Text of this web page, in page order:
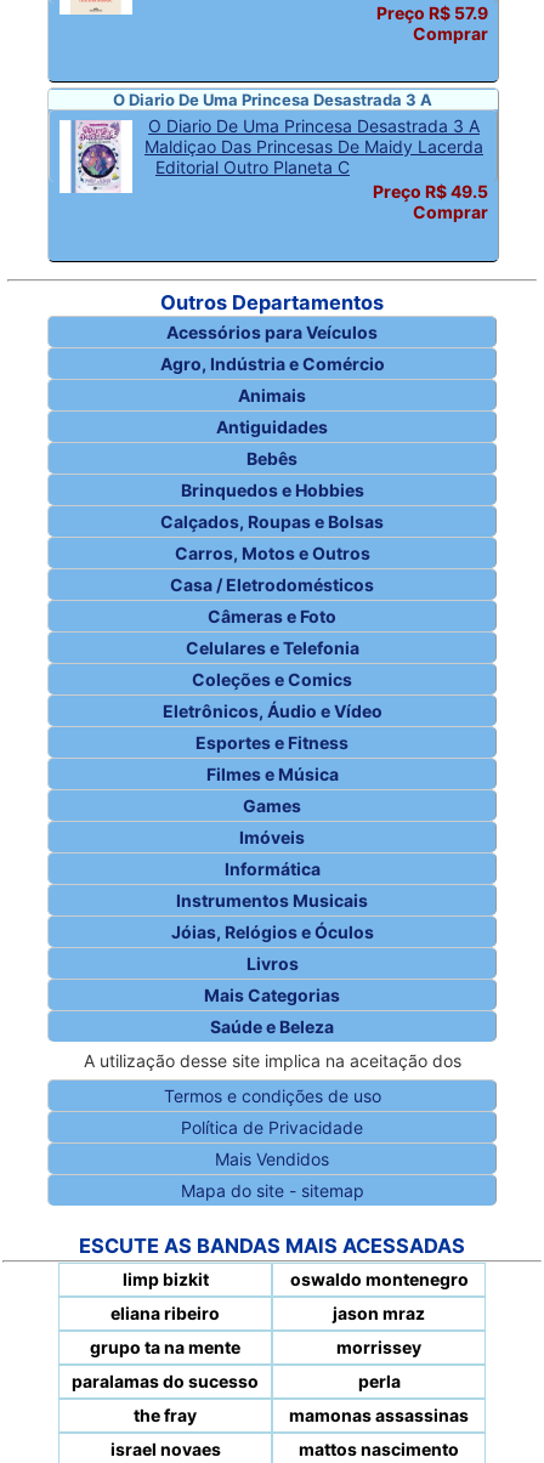
Preço R$ 57.9
Comprar
O Diario De Uma Princesa Desastrada 3 A
O Diario De Uma Princesa Desastrada 3 A
Maldiçao Das Princesas De Maidy Lacerda
Editorial Outro Planeta C
Preço R$ 49.5
Comprar
Outros Departamentos
Acessórios para Veículos
Agro, Indústria e Comércio
Animais
Antiguidades
Bebês
Brinquedos e Hobbies
Calçados, Roupas e Bolsas
Carros, Motos e Outros
Casa / Eletrodomésticos
Câmeras e Foto
Celulares e Telefonia
Coleções e Comics
Eletrônicos, Áudio e Vídeo
Esportes e Fitness
Filmes e Música
Games
Imóveis
Informática
Instrumentos Musicais
Jóias, Relógios e Óculos
Livros
Mais Categorias
Saúde e Beleza
A utilização desse site implica na aceitação dos
Termos e condições de uso
Política de Privacidade
Mais Vendidos
Mapa do site - sitemap
ESCUTE AS BANDAS MAIS ACESSADAS
limp bizkit
oswaldo montenegro
eliana ribeiro
jason mraz
grupo ta na mente
morrissey
paralamas do sucesso
perla
the fray
mamonas assassinas
israel novaes
mattos nascimento